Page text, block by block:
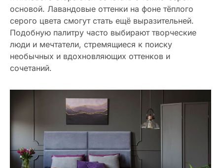
основой. Лавандовые оттенки на фоне тёплого
серого цвета смогут стать ещё выразительней.
Подобную палитру часто выбирают творческие
люди и мечтатели, стремящиеся к поиску
необычных и вдохновляющих оттенков и
сочетаний.